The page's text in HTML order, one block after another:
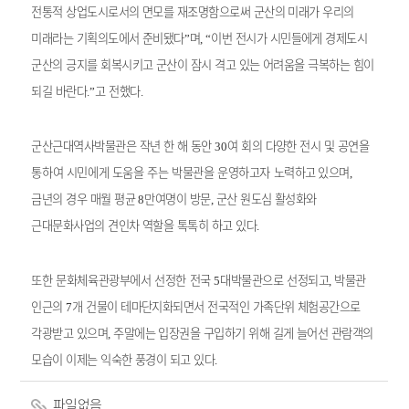
전통적 상업도시로서의 면모를 재조명함으로써 군산의 미래가 우리의
미래라는 기획의도에서 준비됐다”며 , “이번 전시가 시민들에게 경제도시
군산의 긍지를 회복시키고 군산이 잠시 격고 있는 어려움을 극복하는 힘이
되길 바란다.”고 전했다.
군산근대역사박물관은 작년 한 해 동안30여 회의 다양한 전시 및 공연을
통하여 시민에게 도움을 주는 박물관을 운영하고자 노력하고있으며
금년의 경우 매월 평균8만여명이 방문, 군산 원도심 활성화와
근대문화사업의 견인차 역할을 톡톡히 하고 있다.
또한 문화체육관광부에서 선정한 전국5대박물관으로 선정되고 박물관
인근의7개 건물이 테마단지화되면서 전국적인 가족단위 체험공간으로
각광받고 있으며 ,주말에는 입장권을 구입하기 위해 길게 늘어선 관람객의
모습이 이제는 익숙한 풍경이 되고 있다.
파일없음